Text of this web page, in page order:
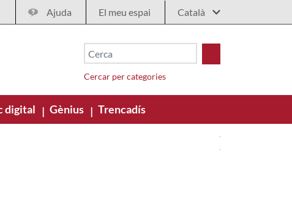
Ajuda El meu espai
Cercar per categories
digital | Gènius | Trencadís